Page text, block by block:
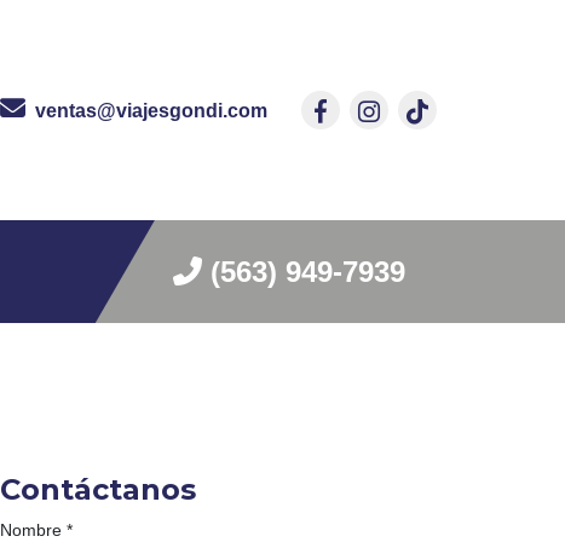
ventas@viajesgondi.com
(563) 949-7939
Contáctanos
Nombre *